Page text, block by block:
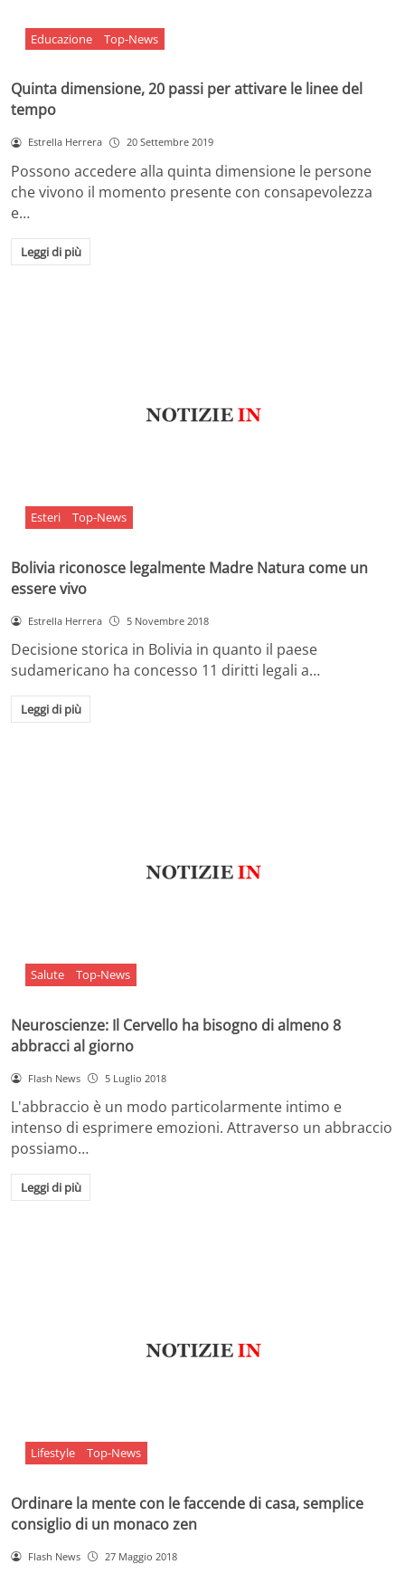
Educazione Top-News
Quinta dimensione, 20 passi per attivare le linee del
tempo
Estrella Herrera 20 Settembre 2019
Possono accedere alla quinta dimensione le persone
che vivono il momento presente con consapevolezza
e…
Leggi di più
Esteri Top-News
Bolivia riconosce legalmente Madre Natura come un
essere vivo
Estrella Herrera 5 Novembre 2018
Decisione storica in Bolivia in quanto il paese
sudamericano ha concesso 11 diritti legali a…
Leggi di più
Salute Top-News
Neuroscienze: Il Cervello ha bisogno di almeno 8
abbracci al giorno
Flash News 5 Luglio 2018
L'abbraccio è un modo particolarmente intimo e
intenso di esprimere emozioni. Attraverso un abbraccio
possiamo…
Leggi di più
Lifestyle Top-News
Ordinare la mente con le faccende di casa, semplice
consiglio di un monaco zen
Flash News 27 Maggio 2018